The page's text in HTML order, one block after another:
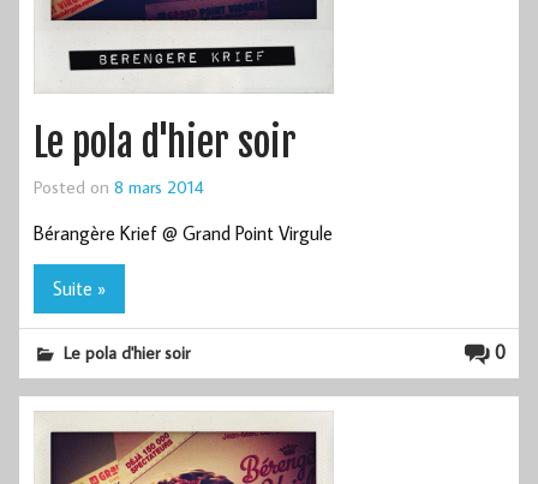
Le pola d'hier soir
Posted on 8 mars 2014
Bérangère Krief @ Grand Point Virgule
Suite »
0
Le pola d'hier soir